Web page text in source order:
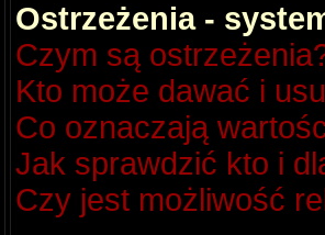
Ostrzeżenia -
Czym są
Kto może dawać i
Co oznaczają
Jak sprawdzić kto i
Czy jest możliwość